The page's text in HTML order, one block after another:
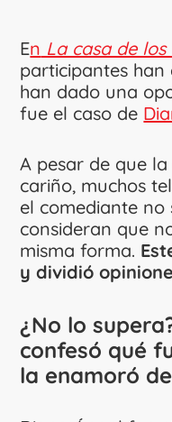
En La casa de
participantes
han dado una
fue el caso de
A pesar de que
cariño, muchos
el comediante
consideran que
misma forma.
y dividió
¿No lo
confesó qué
la enamoró